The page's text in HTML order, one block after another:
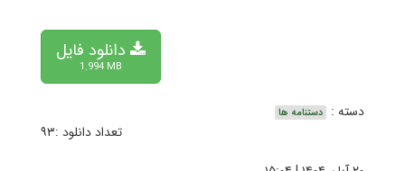
دانلود فایل
1.994 MB
دسته : دستنامه ها
تعداد دانلود :۹۳